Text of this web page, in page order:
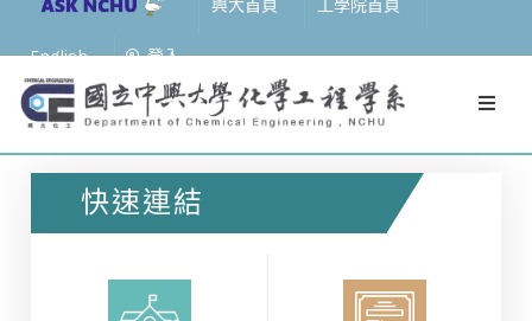
興大首頁 工學院首頁
English 登入
快速連結